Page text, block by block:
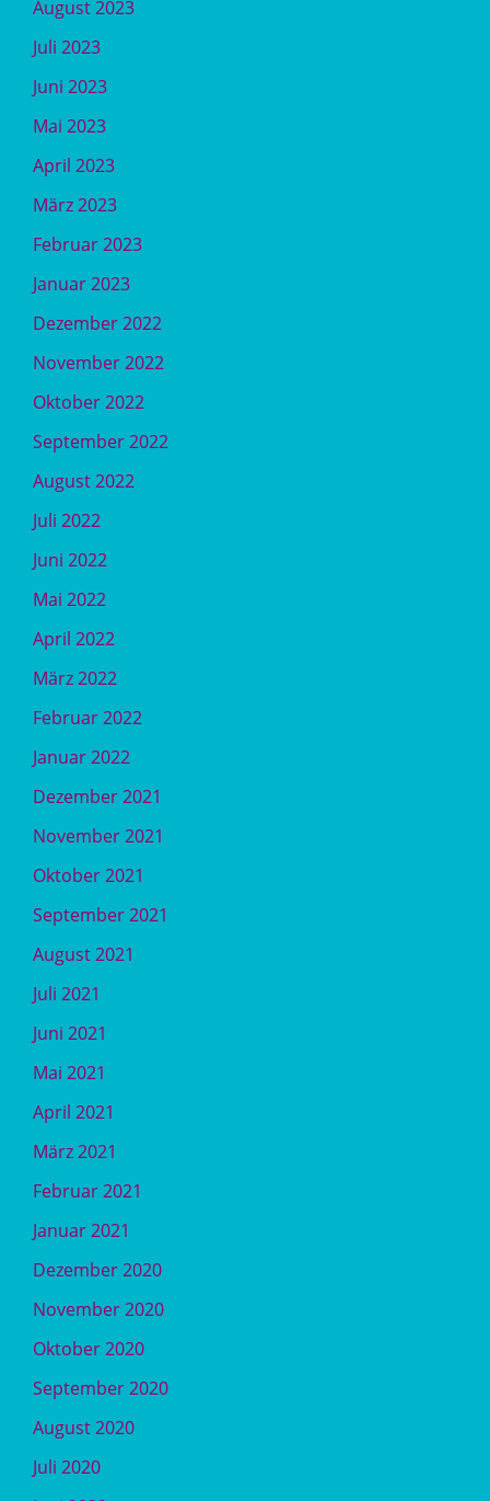
August 2023
Juli 2023
Juni 2023
Mai 2023
April 2023
März 2023
Februar 2023
Januar 2023
Dezember 2022
November 2022
Oktober 2022
September 2022
August 2022
Juli 2022
Juni 2022
Mai 2022
April 2022
März 2022
Februar 2022
Januar 2022
Dezember 2021
November 2021
Oktober 2021
September 2021
August 2021
Juli 2021
Juni 2021
Mai 2021
April 2021
März 2021
Februar 2021
Januar 2021
Dezember 2020
November 2020
Oktober 2020
September 2020
August 2020
Juli 2020